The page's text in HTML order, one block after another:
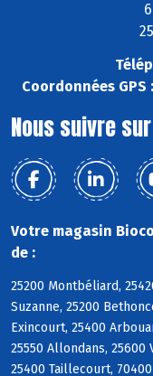
Coordonnées GPS :
Nous suivre sur
Votre magasin
de :
25200 Montbéliard,
Suzanne, 25200
Exincourt, 25400
25550 Allondans, 25600
25400 Taillecourt,